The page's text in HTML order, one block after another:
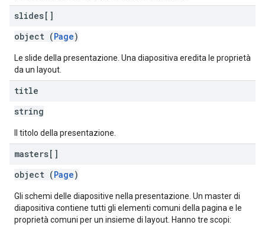
slides[]
object (Page)
Le slide della presentazione. Una diapositiva eredita le proprietà
da un layout.
title
string
Il titolo della presentazione.
masters[]
object (Page)
Gli schemi delle diapositive nella presentazione. Un master di
diapositiva contiene tutti gli elementi comuni della pagina e le
proprietà comuni per un insieme di layout. Hanno tre scopi: